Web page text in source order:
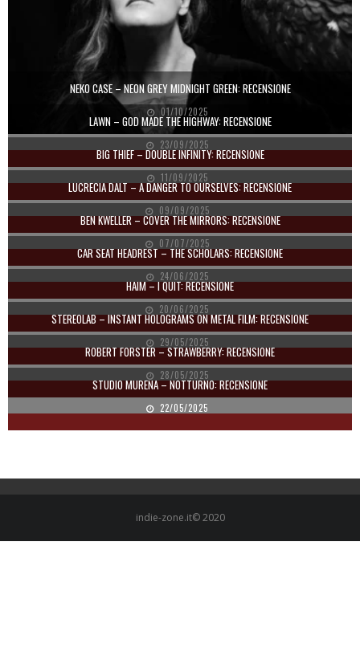
NEKO CASE – NEON GREY MIDNIGHT GREEN: RECENSIONE
01/10/2025
LAWN – GOD MADE THE HIGHWAY: RECENSIONE
23/09/2025
BIG THIEF – DOUBLE INFINITY: RECENSIONE
11/09/2025
LUCRECIA DALT – A DANGER TO OURSELVES: RECENSIONE
09/09/2025
BEN KWELLER – COVER THE MIRRORS: RECENSIONE
07/07/2025
CAR SEAT HEADREST – THE SCHOLARS: RECENSIONE
24/06/2025
HAIM – I QUIT: RECENSIONE
20/06/2025
STEREOLAB – INSTANT HOLOGRAMS ON METAL FILM: RECENSIONE
29/05/2025
ROBERT FORSTER – STRAWBERRY: RECENSIONE
28/05/2025
STUDIO MURENA – NOTTURNO: RECENSIONE
22/05/2025
indie-zone.it© 2020